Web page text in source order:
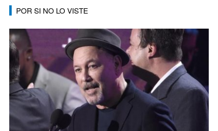
POR SI NO LO VISTE